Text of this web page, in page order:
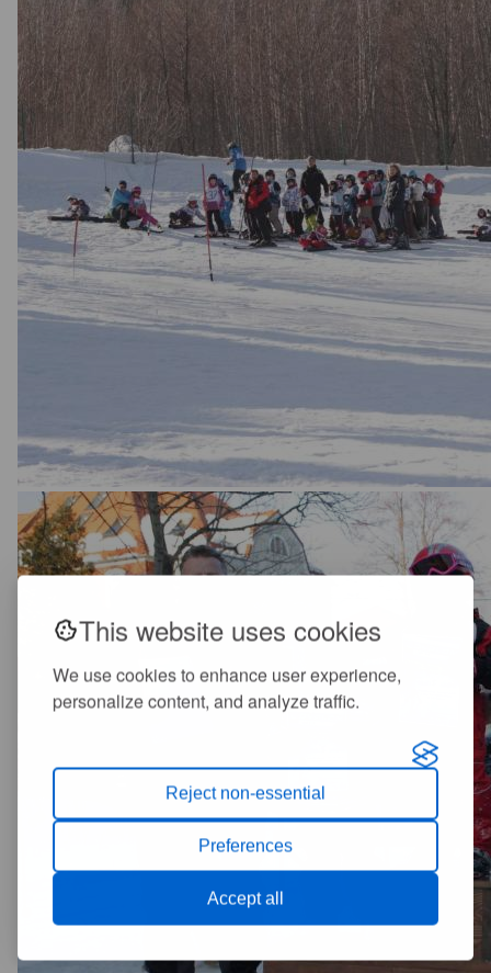
This website uses cookies
We use cookies to enhance user experience,
personalize content, and analyze traffic.
Reject non-essential
Preferences
Accept all